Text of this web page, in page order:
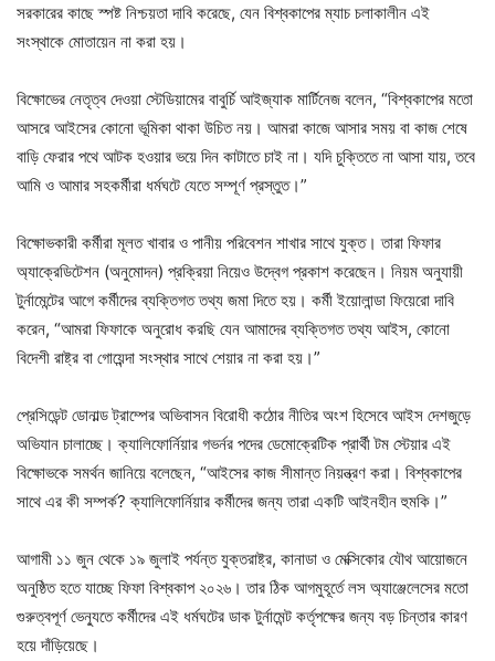
সরকারের কাছে স্পষ্ট নিশ্চয়তা দাবি করেছে, যেন বিশ্বকাপের ম্যাচ চলাকালীন এই
সংস্থাকে মোতায়েন না করা হয়।
বিক্ষোভের নেতৃত্ব দেওয়া স্টেডিয়ামের বাবুর্চি আইজ্যাক মার্টিনেজ বলেন, “বিশ্বকাপের মতো
আসরে আইসের কোনো ভূমিকা থাকা উচিত নয়। আমরা কাজে আসার সময় বা কাজ শেষে
বাড়ি ফেরার পথে আটক হওয়ার ভয়ে দিন কাটাতে চাই না। যদি চুক্তিতে না আসা যায়, তবে
আমি ও আমার সহকর্মীরা ধর্মঘটে যেতে সম্পূর্ণ প্রস্তুত।”
বিক্ষোভকারী কর্মীরা মূলত খাবার ও পানীয় পরিবেশন শাখার সাথে যুক্ত। তারা ফিফার
অ্যাক্রেডিটেশন (অনুমোদন) প্রক্রিয়া নিয়েও উদ্বেগ প্রকাশ করেছেন। নিয়ম অনুযায়ী
টুর্নামেন্টের আগে কর্মীদের ব্যক্তিগত তথ্য জমা দিতে হয়। কর্মী ইয়োলান্ডা ফিয়েরো দাবি
করেন, “আমরা ফিফাকে অনুরোধ করছি যেন আমাদের ব্যক্তিগত তথ্য আইস, কোনো
বিদেশী রাষ্ট্র বা গোয়েন্দা সংস্থার সাথে শেয়ার না করা হয়।”
প্রেসিডেন্ট ডোনাল্ড ট্রাম্পের অভিবাসন বিরোধী কঠোর নীতির অংশ হিসেবে আইস দেশজুড়ে
অভিযান চালাচ্ছে। ক্যালিফোর্নিয়ার গভর্নর পদের ডেমোক্রেটিক প্রার্থী টম স্টেয়ার এই
বিক্ষোভকে সমর্থন জানিয়ে বলেছেন, “আইসের কাজ সীমান্ত নিয়ন্ত্রণ করা। বিশ্বকাপের
সাথে এর কী সম্পর্ক? ক্যালিফোর্নিয়ার কর্মীদের জন্য তারা একটি আইনহীন হুমকি।”
আগামী ১১ জুন থেকে ১৯ জুলাই পর্যন্ত যুক্তরাষ্ট্র, কানাডা ও মেক্সিকোর যৌথ আয়োজনে
অনুষ্ঠিত হতে যাচ্ছে ফিফা বিশ্বকাপ ২০২৬। তার ঠিক আগমুহূর্তে লস অ্যাঞ্জেলেসের মতো
গুরুত্বপূর্ণ ভেন্যুতে কর্মীদের এই ধর্মঘটের ডাক টুর্নামেন্ট কর্তৃপক্ষের জন্য বড় চিন্তার কারণ
হয়ে দাঁড়িয়েছে।